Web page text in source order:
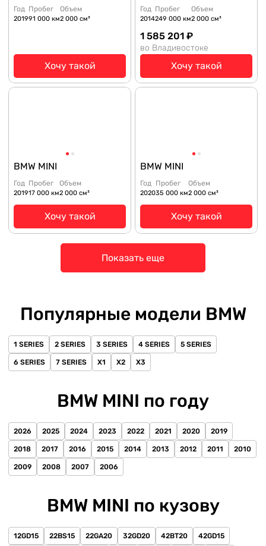
Год
2019
Пробег
91 000 км
Объем
2 000 см³
Хочу такой
Год
2014
Пробег
249 000 км
Объем
2 000 см³
1 585 201 ₽
во Владивостоке
Хочу такой
BMW MINI
Год
2019
Пробег
17 000 км
Объем
2 000 см³
Хочу такой
BMW MINI
Год
2020
Пробег
35 000 км
Объем
2 000 см³
Хочу такой
Показать еще
Популярные модели BMW
1 SERIES 2 SERIES 3 SERIES 4 SERIES 5 SERIES
6 SERIES 7 SERIES X1 X2 X3
BMW MINI по году
2026 2025 2024 2023 2022 2021 2020 2019
2018 2017 2016 2015 2014 2013 2012 2011 2010
2009 2008 2007 2006
BMW MINI по кузову
12GD15 22BS15 22GA20 32GD20 42BT20 42GD15